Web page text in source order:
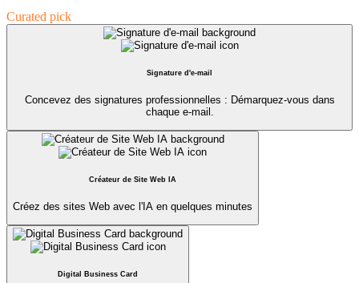
Curated pick
Signature d'e-mail
Concevez des signatures professionnelles : Démarquez-vous dans
chaque e-mail.
Créateur de Site Web IA
Créez des sites Web avec l'IA en quelques minutes
Digital Business Card